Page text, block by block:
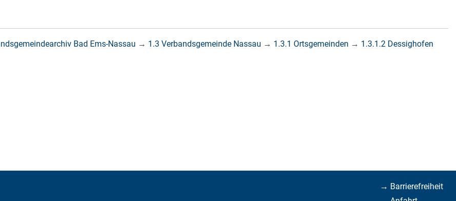
Bad Ems-Nassau → 1.3 Verbandsgemeinde Nassau → 1.3.1 Ortsgemeinden → 1.3.1.2 Dessighofen
→ Barrierefreiheit